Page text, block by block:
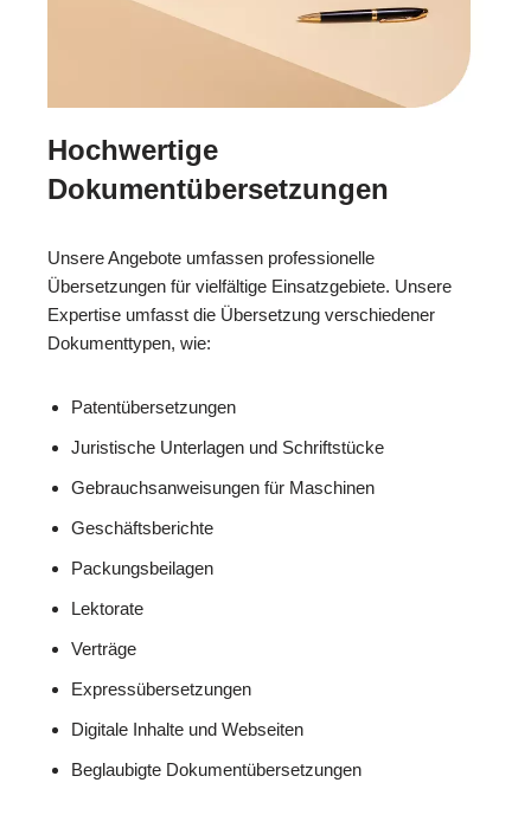
Hochwertige
Dokumentübersetzungen
Unsere Angebote umfassen professionelle
Übersetzungen für vielfältige Einsatzgebiete. Unsere
Expertise umfasst die Übersetzung verschiedener
Dokumenttypen, wie:
Patentübersetzungen
Juristische Unterlagen und Schriftstücke
Gebrauchsanweisungen für Maschinen
Geschäftsberichte
Packungsbeilagen
Lektorate
Verträge
Expressübersetzungen
Digitale Inhalte und Webseiten
Beglaubigte Dokumentübersetzungen